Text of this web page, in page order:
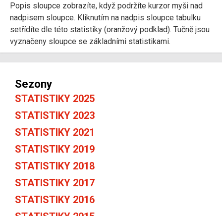
Popis sloupce zobrazíte, když podržíte kurzor myši nad
nadpisem sloupce. Kliknutím na nadpis sloupce tabulku
setřídíte dle této statistiky (oranžový podklad). Tučně jsou
vyznačeny sloupce se základními statistikami.
Sezony
STATISTIKY 2025
STATISTIKY 2023
STATISTIKY 2021
STATISTIKY 2019
STATISTIKY 2018
STATISTIKY 2017
STATISTIKY 2016